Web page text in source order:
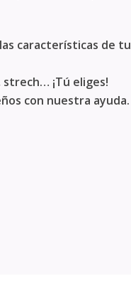
características de tu
¡Tú eliges!
con nuestra ayuda.